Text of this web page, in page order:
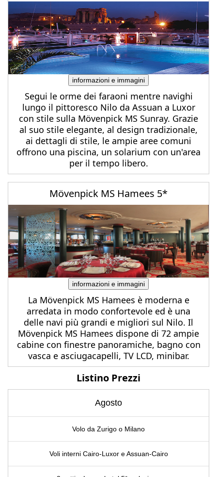
informazioni e immagini
Segui le orme dei faraoni mentre navighi
lungo il pittoresco Nilo da Assuan a Luxor
con stile sulla Mövenpick MS Sunray. Grazie
al suo stile elegante, al design tradizionale,
ai dettagli di stile, le ampie aree comuni
offrono una piscina, un solarium con un'area
per il tempo libero.
Mövenpick MS Hamees 5*
informazioni e immagini
La Mövenpick MS Hamees è moderna e
arredata in modo confortevole ed è una
delle navi più grandi e migliori sul Nilo. Il
Mövenpick MS Hamees dispone di 72 ampie
cabine con finestre panoramiche, bagno con
vasca e asciugacapelli, TV LCD, minibar.
Listino Prezzi
Agosto
Volo da Zurigo o Milano
Voli interni Cairo-Luxor e Assuan-Cairo